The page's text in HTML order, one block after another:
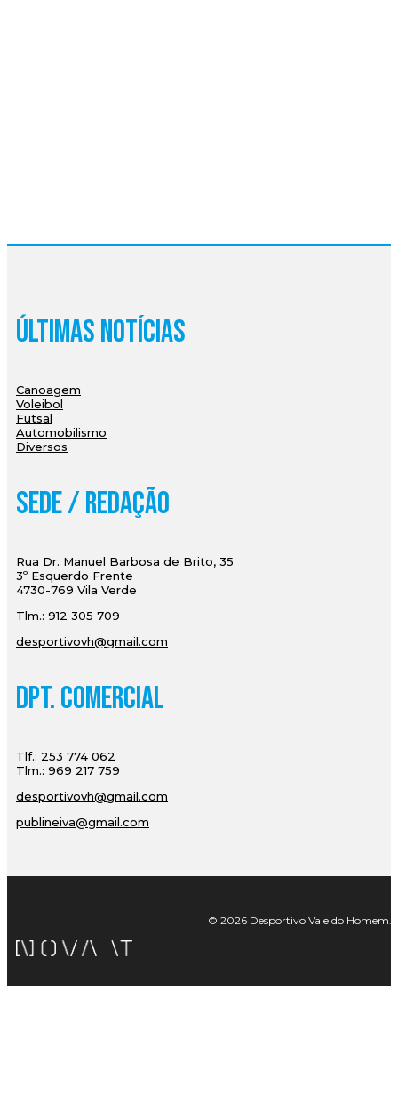
Últimas Notícias
Canoagem
Voleibol
Futsal
Automobilismo
Diversos
Sede / Redação
Rua Dr. Manuel Barbosa de Brito, 35
3º Esquerdo Frente
4730-769 Vila Verde
Tlm.: 912 305 709
desportivovh@gmail.com
Dpt. Comercial
Tlf.: 253 774 062
Tlm.: 969 217 759
desportivovh@gmail.com
publineiva@gmail.com
© 2026 Desportivo Vale do Homem.